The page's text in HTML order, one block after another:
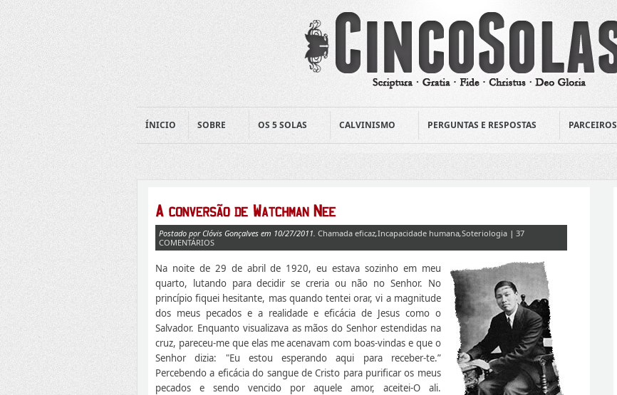
ÍNICIO SOBRE OS 5 SOLAS CALVINISMO PERGUNTAS E RESPOSTAS PARCEIROS
Postado por Clóvis Gonçalves em 10/27/2011. Chamada eficaz,Incapacidade humana,Soteriologia | 37
COMENTÁRIOS
Na noite de 29 de abril de 1920, eu estava sozinho em meu
quarto, lutando para decidir se creria ou não no Senhor. No
princípio fiquei hesitante, mas quando tentei orar, vi a magnitude
dos meus pecados e a realidade e eficácia de Jesus como o
Salvador. Enquan­to visualizava as mãos do Senhor estendidas na
cruz, pareceu-me que elas me acenavam com boas-vindas e que o
Senhor dizia: "Eu estou esperando aqui para receber-te.”
Percebendo a eficácia do sangue de Cristo para purificar os meus
pecados e sendo vencido por aquele amor, aceitei-O ali.